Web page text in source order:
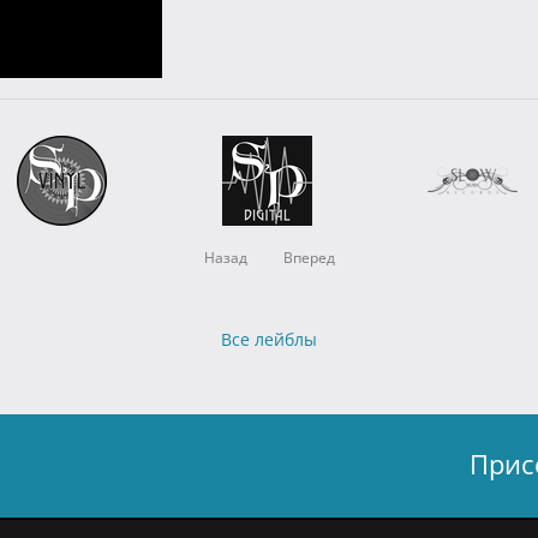
Назад Вперед
Все лейблы